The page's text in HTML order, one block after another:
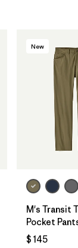
New
M's Transit
Pocket
$ 145